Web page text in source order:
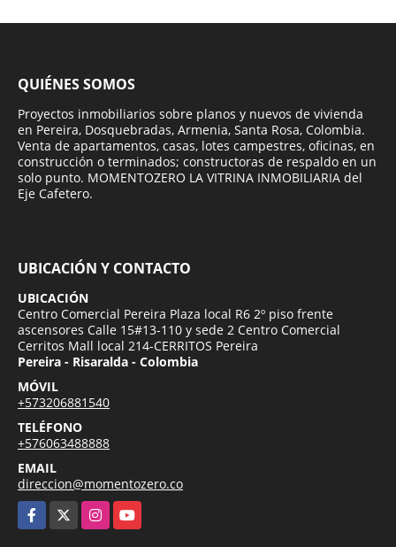
QUIÉNES SOMOS
Proyectos inmobiliarios sobre planos y nuevos de vivienda
en Pereira, Dosquebradas, Armenia, Santa Rosa, Colombia.
Venta de apartamentos, casas, lotes campestres, oficinas, en
construcción o terminados; constructoras de respaldo en un
solo punto. MOMENTOZERO LA VITRINA INMOBILIARIA del
Eje Cafetero.
UBICACIÓN Y CONTACTO
UBICACIÓN
Centro Comercial Pereira Plaza local R6 2º piso frente
ascensores Calle 15#13-110 y sede 2 Centro Comercial
Cerritos Mall local 214-CERRITOS Pereira
Pereira - Risaralda - Colombia
MÓVIL
+573206881540
TELÉFONO
+576063488888
EMAIL
direccion@momentozero.co
Facebook
InstagramYouTube